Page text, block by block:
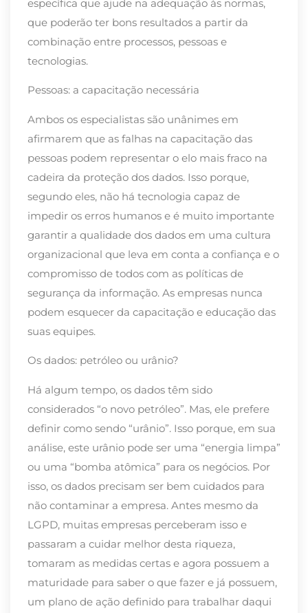
específica que ajude na adequação às normas,
que poderão ter bons resultados a partir da
combinação entre processos, pessoas e
tecnologias.
Pessoas: a capacitação necessária
Ambos os especialistas são unânimes em
afirmarem que as falhas na capacitação das
pessoas podem representar o elo mais fraco na
cadeira da proteção dos dados. Isso porque,
segundo eles, não há tecnologia capaz de
impedir os erros humanos e é muito importante
garantir a qualidade dos dados em uma cultura
organizacional que leva em conta a confiança e o
compromisso de todos com as políticas de
segurança da informação. As empresas nunca
podem esquecer da capacitação e educação das
suas equipes.
Os dados: petróleo ou urânio?
Há algum tempo, os dados têm sido
considerados “o novo petróleo”. Mas, ele prefere
definir como sendo “urânio”. Isso porque, em sua
análise, este urânio pode ser uma “energia limpa”
ou uma “bomba atômica” para os negócios. Por
isso, os dados precisam ser bem cuidados para
não contaminar a empresa. Antes mesmo da
LGPD, muitas empresas perceberam isso e
passaram a cuidar melhor desta riqueza,
tomaram as medidas certas e agora possuem a
maturidade para saber o que fazer e já possuem,
um plano de ação definido para trabalhar daqui